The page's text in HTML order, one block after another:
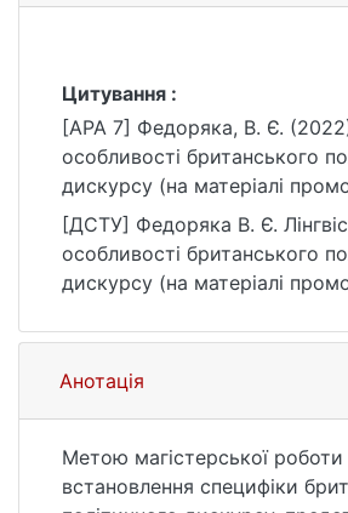
Цитування :
[APA 7] Федоряка, В. Є. (2022).
особливості британського
дискурсу (на матеріалі
Т. Мей) [Магістерська робота,
національний університет
Шевченка]. eKNUTSHIR.
https://ir.library.knu.ua/handle/
[ДСТУ] Федоряка В. Є.
особливості британського
дискурсу (на матеріалі
03 Гуманітарні науки / наук.
Бєлова. Київ, 2022. 122 с. URL:
https://ir.library.knu.ua/handle/
Анотація
Метою магістерської роботи
встановлення специфіки